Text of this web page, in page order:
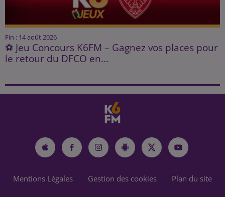
Fin : 14 août 2026
⚽ Jeu Concours K6FM – Gagnez vos places pour
le retour du DFCO en...
Mentions Légales Gestion des cookies Plan du site